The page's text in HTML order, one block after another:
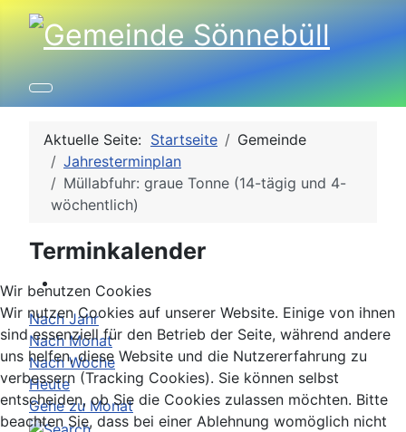
Aktuelle Seite: Startseite
Gemeinde
Jahresterminplan
Müllabfuhr: graue Tonne (14-tägig und 4-
wöchentlich)
Terminkalender
Nach Jahr
Nach Monat
Nach Woche
Heute
Gehe zu Monat
Wir benutzen Cookies
Wir nutzen Cookies auf unserer Website. Einige von ihnen
sind essenziell für den Betrieb der Seite, während andere
uns helfen, diese Website und die Nutzererfahrung zu
verbessern (Tracking Cookies). Sie können selbst
entscheiden, ob Sie die Cookies zulassen möchten. Bitte
beachten Sie, dass bei einer Ablehnung womöglich nicht